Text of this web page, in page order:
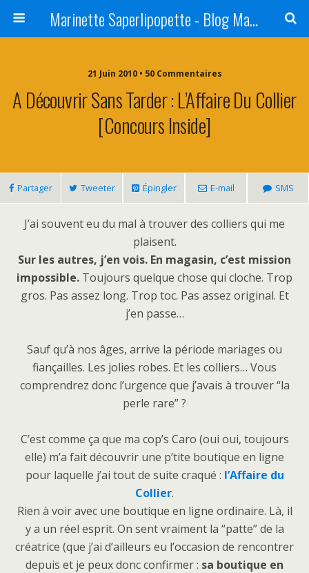
Marinette Saperlipopette - Blog Maman Angers Lifestyle - Ex Expat Montréal
21 Juin 2010 • 50 Commentaires
A Découvrir Sans Tarder : L’Affaire Du Collier
[Concours Inside]
Partager Tweeter Épingler E-mail SMS
J’ai souvent eu du mal à trouver des colliers qui me
plaisent.
Sur les autres, j’en vois. En magasin, c’est mission
impossible. Toujours quelque chose qui cloche. Trop
gros. Pas assez long. Trop toc. Pas assez original. Et
j’en passe…
Sauf qu’à nos âges, arrive la période mariages ou
fiançailles. Les jolies robes. Et les colliers… Vous
comprendrez donc l’urgence que j’avais à trouver “la
perle rare” ?
C’est comme ça que ma cop’s Caro (oui oui, toujours
elle) m’a fait découvrir une p’tite boutique en ligne
pour laquelle j’ai tout de suite craqué : l’Affaire du
Collier.
Rien à voir avec une boutique en ligne ordinaire. Là, il
y a un réel esprit. On sent vraiment la “patte” de la
créatrice (que j’ai d’ailleurs eu l’occasion de rencontrer
depuis et je peux donc confirmer : sa boutique en